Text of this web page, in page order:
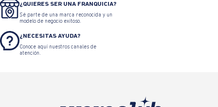
¿QUIERES SER UNA FRANQUICIA?
Sé parte de una marca reconocida y un
modelo de negocio exitoso.
¿NECESITAS AYUDA?
Conoce aquí nuestros canales de
atención.